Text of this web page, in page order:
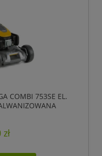
COMBI 753SE EL.